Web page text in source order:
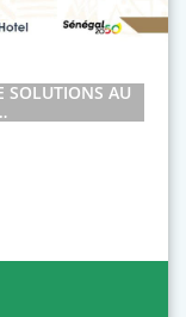
SOLUTIONS AU